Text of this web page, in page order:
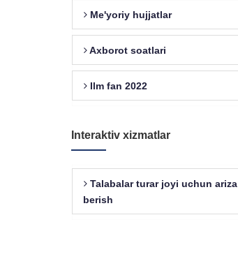
Me'yoriy hujjatlar
Axborot soatlari
Ilm fan 2022
Interaktiv xizmatlar
Talabalar turar joyi uchun ariza
berish